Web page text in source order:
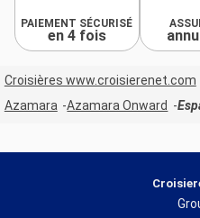
PAIEMENT SÉCURISÉ
en 4 fois
Croisières www.croisierenet.com
Azamara
Azamara Onward